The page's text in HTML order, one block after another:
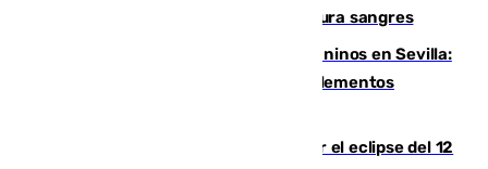
Sanlúcar arranca este sábado con 27 pura sangres
Continúan los cierres de parques caninos en Sevilla:
se detectan alimentos que contienen elementos
Estos son los mejores sitios para ver el eclipse del 12